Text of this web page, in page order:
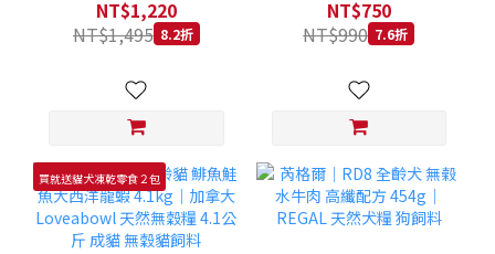
NT$1,220
NT$1,495 8.2折
士
NT$750
NT$990 7.6折
買就送貓犬凍乾零食２包